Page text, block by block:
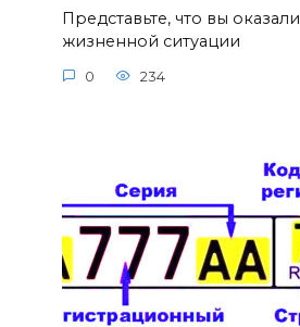
Представьте, что вы
жизненной ситуации
0 234